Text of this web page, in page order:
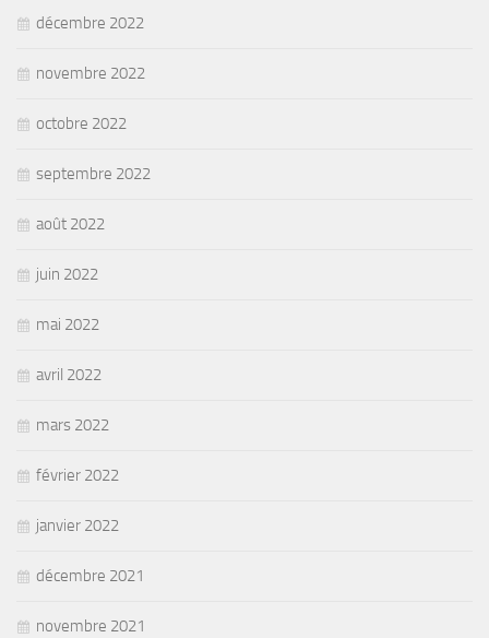
décembre 2022
novembre 2022
octobre 2022
septembre 2022
août 2022
juin 2022
mai 2022
avril 2022
mars 2022
février 2022
janvier 2022
décembre 2021
novembre 2021